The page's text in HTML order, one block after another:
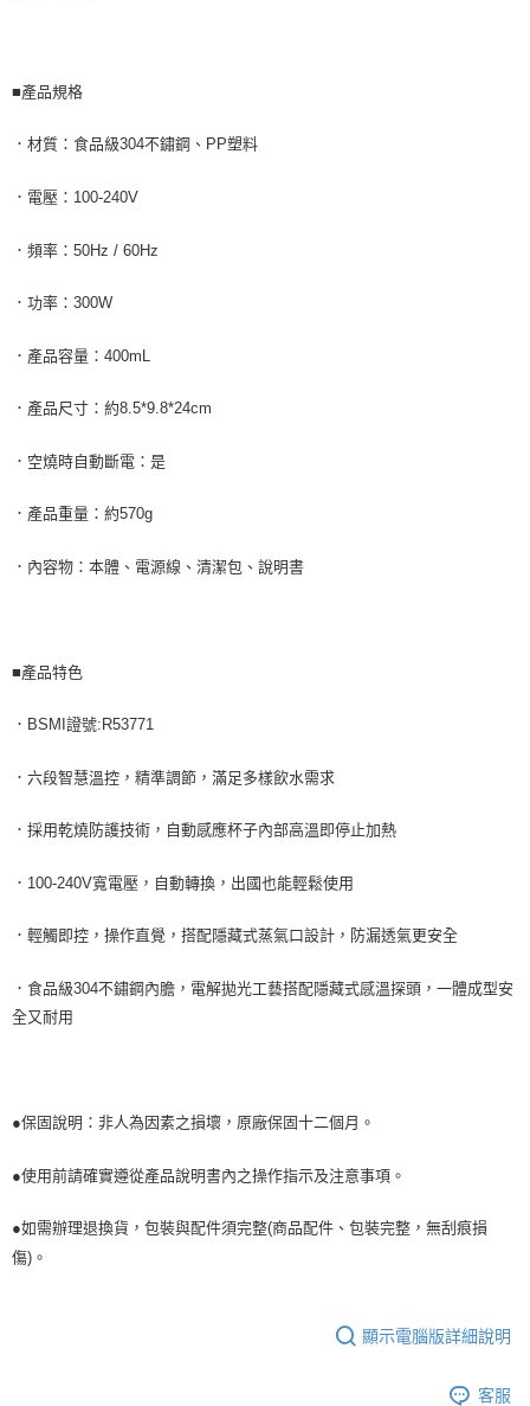
■產品規格
．材質：食品級304不鏽鋼、PP塑料
．電壓：100-240V
．頻率：50Hz / 60Hz
．功率：300W
．產品容量：400mL
．產品尺寸：約8.5*9.8*24cm
．空燒時自動斷電：是
．產品重量：約570g
．內容物：本體、電源線、清潔包、說明書
■產品特色
．BSMI證號:R53771
．六段智慧溫控，精準調節，滿足多樣飲水需求
．採用乾燒防護技術，自動感應杯子內部高溫即停止加熱
．100-240V寬電壓，自動轉換，出國也能輕鬆使用
．輕觸即控，操作直覺，搭配隱藏式蒸氣口設計，防漏透氣更安全
．食品級304不鏽鋼內膽，電解拋光工藝搭配隱藏式感溫探頭，一體成型安
全又耐用
●保固說明：非人為因素之損壞，原廠保固十二個月。
●使用前請確實遵從產品說明書內之操作指示及注意事項。
●如需辦理退換貨，包裝與配件須完整(商品配件、包裝完整，無刮痕損
傷)。
顯示電腦版詳細說明
客服